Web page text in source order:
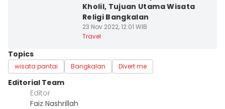
Kholil, Tujuan Utama Wisata
Religi Bangkalan
23 Nov 2022, 12:01 WIB
Travel
Topics
wisata pantai Bangkalan Divert me
Editorial Team
Editor
Faiz Nashrillah